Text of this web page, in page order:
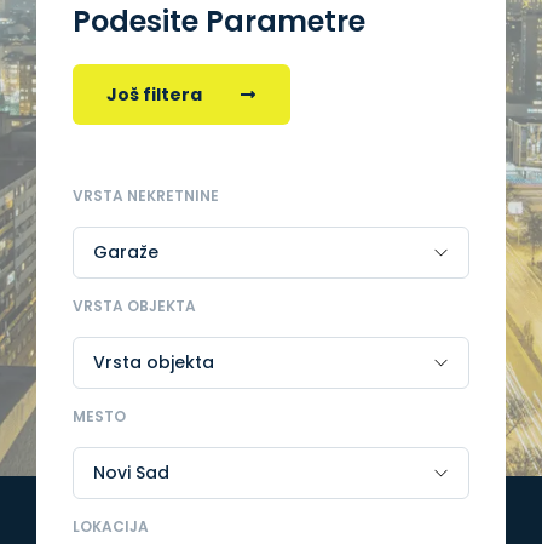
Podesite Parametre
Još filtera
VRSTA NEKRETNINE
VRSTA OBJEKTA
MESTO
LOKACIJA